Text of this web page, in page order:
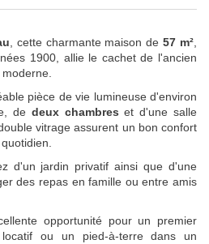
, cette charmante maison de57 m²
1900, allie le cachet de l'ancien
pièce de vie lumineuse d'environ
de deux chambres et d'une salle
vitrage assurent un bon confort
d'un jardin privatif ainsi que d'une
des repas en famille ou entre amis
opportunité pour un premier
ou un pied-à-terre dans un